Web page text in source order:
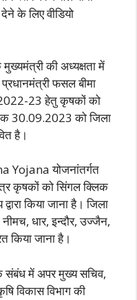
के लिए वीडियो
की अध्यक्षता में
फसल बीमा
23 हेतु कृषकों को
30.09.2023 को जिला
है।
Yojana योजनांतर्गत
कृषकों को सिंगल क्लिक
किया जाना है। जिला
धार, इन्दौर, उज्जैन,
किया जाना है।
संबंध में अपर मुख्य सचिव,
विकास विभाग की